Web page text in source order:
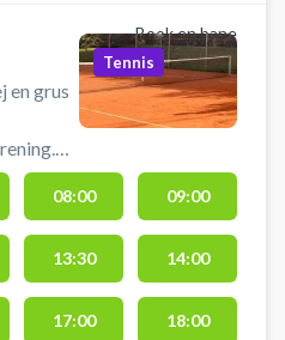
Book en bane
en grus
i
Tennis
08:00 09:00
13:30 14:00
17:00 18:00